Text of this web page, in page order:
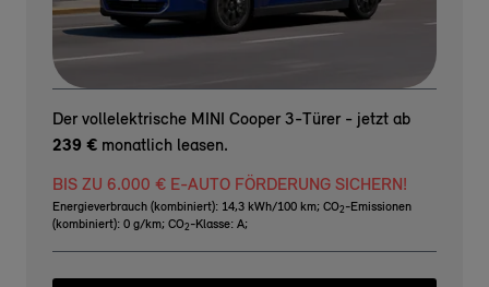
Der vollelektrische MINI Cooper 3-Türer - jetzt ab
239 € monatlich leasen.
BIS ZU 6.000 € E-AUTO FÖRDERUNG SICHERN!
Energieverbrauch (kombiniert): 14,3 kWh/100 km; CO2 -Emissionen
(kombiniert): 0 g/km; CO2 -Klasse: A;